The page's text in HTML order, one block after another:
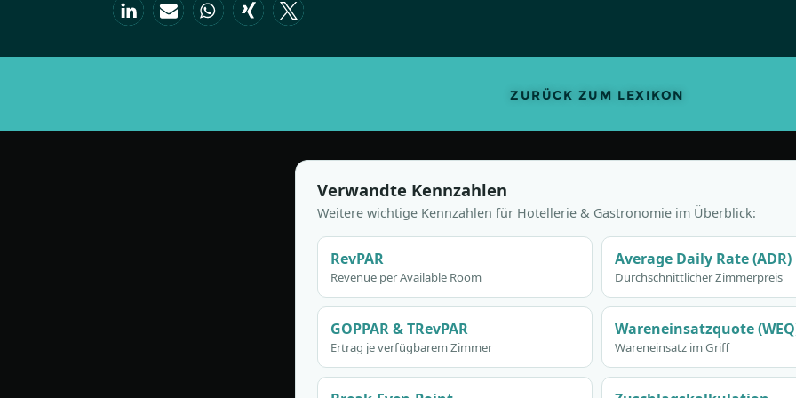
ZURÜCK ZUM LEXIKON
Verwandte Kennzahlen
Weitere wichtige Kennzahlen für Hotellerie & Gastronomie im Überblick:
RevPAR
Revenue per Available Room
Average Daily Rate (ADR)
Durchschnittlicher Zimmerpreis
GOPPAR & TRevPAR
Ertrag je verfügbarem Zimmer
Wareneinsatzquote
Wareneinsatz im Griff